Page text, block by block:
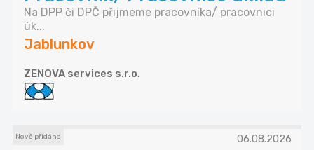
Na DPP či DPČ přijmeme pracovníka/ pracovnici
úk...
Jablunkov
ZENOVA services s.r.o.
Nově přidáno 06.08.2026